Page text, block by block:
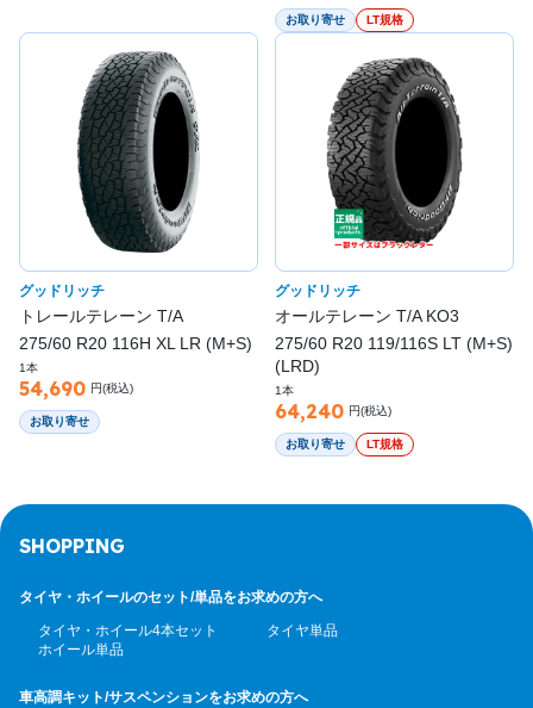
お取り寄せ LT規格
グッドリッチ
トレールテレーン T/A
275/60 R20 116H XL LR (M+S)
1本
54,690 円(税込)
お取り寄せ
グッドリッチ
オールテレーン T/A KO3
275/60 R20 119/116S LT (M+S)
(LRD)
1本
64,240 円(税込)
お取り寄せ LT規格
SHOPPING
タイヤ・ホイールのセット/単品をお求めの方へ
タイヤ・ホイール4本セット
タイヤ単品
ホイール単品
車高調キット/サスペンションをお求めの方へ